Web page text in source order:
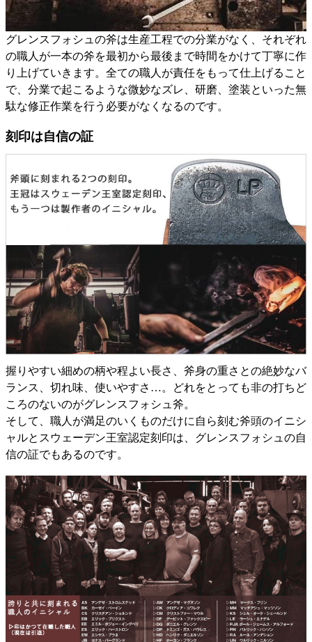
グレンスフォシュの斧は生産工程での分業がなく、それぞれ
の職人が一本の斧を最初から最後まで時間をかけて丁寧に作
り上げていきます。全ての職人が責任をもって仕上げること
で、分業で起こるような微妙なズレ、研磨、塗装といった無
駄な修正作業を行う必要がなくなるのです。
刻印は自信の証
握りやすい細めの柄や程よい長さ、斧身の重さとの絶妙なバ
ランス、切れ味、使いやすさ…。どれをとっても非の打ちど
ころのないのがグレンスフォシュ斧。
そして、職人が満足のいくものだけに自ら刻む斧頭のイニシ
ャルとスウェーデン王室認定刻印は、グレンスフォシュの自
信の証でもあるのです。